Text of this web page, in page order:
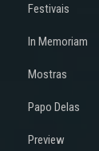
Festivais
In Memoriam
Mostras
Papo Delas
Preview